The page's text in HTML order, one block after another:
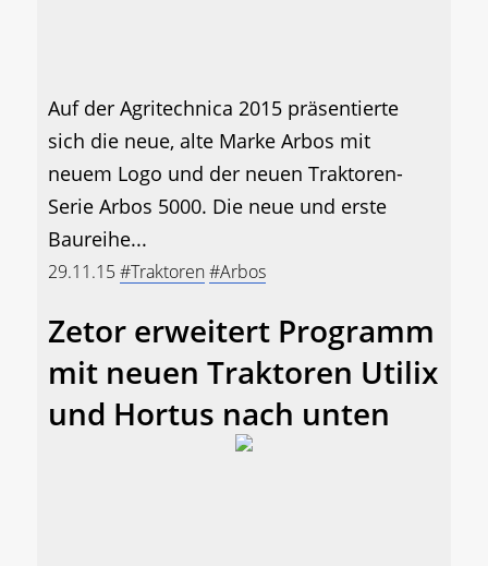
Auf der Agritechnica 2015 präsentierte
sich die neue, alte Marke Arbos mit
neuem Logo und der neuen Traktoren-
Serie Arbos 5000. Die neue und erste
Baureihe...
29.11.15#Traktoren#Arbos
Zetor erweitert Programm
mit neuen Traktoren Utilix
und Hortus nach unten